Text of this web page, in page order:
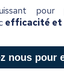
pour
efficacité
nous pour